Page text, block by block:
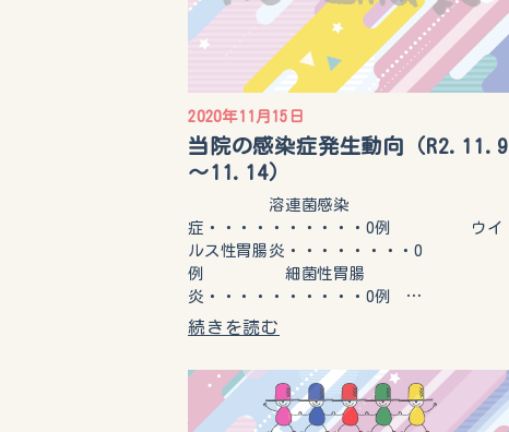
2020年11月15日
当院の感染症発生動向（R2.11.9
～11.14）
溶連菌感染
症・・・・・・・・・・0例 ウイ
ルス性胃腸炎・・・・・・・・0
例 細菌性胃腸
炎・・・・・・・・・・0例 …
続きを読む